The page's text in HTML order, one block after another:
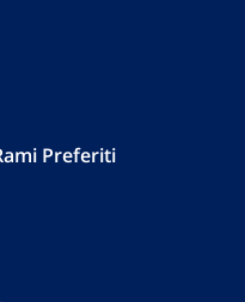
Preferiti